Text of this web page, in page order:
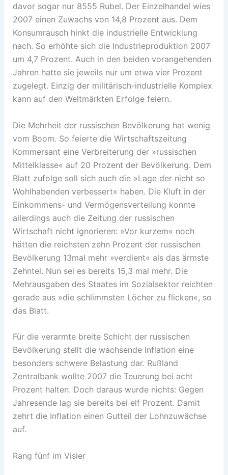
davor sogar nur 8555 Rubel. Der Einzelhandel wies
2007 einen Zuwachs von 14,8 Prozent aus. Dem
Konsumrausch hinkt die industrielle Entwicklung
nach. So erhöhte sich die Industrieproduktion 2007
um 4,7 Prozent. Auch in den beiden vorangehenden
Jahren hatte sie jeweils nur um etwa vier Prozent
zugelegt. Einzig der militärisch-industrielle Komplex
kann auf den Weltmärkten Erfolge feiern.
Die Mehrheit der russischen Bevölkerung hat wenig
vom Boom. So feierte die Wirtschaftszeitung
Kommersant eine Verbreiterung der »russischen
Mittelklasse« auf 20 Prozent der Bevölkerung. Dem
Blatt zufolge soll sich auch die »Lage der nicht so
Wohlhabenden verbessert« haben. Die Kluft in der
Einkommens- und Vermögensverteilung konnte
allerdings auch die Zeitung der russischen
Wirtschaft nicht ignorieren: »Vor kurzem« noch
hätten die reichsten zehn Prozent der russischen
Bevölkerung 13mal mehr »verdient« als das ärmste
Zehntel. Nun sei es bereits 15,3 mal mehr. Die
Mehrausgaben des Staates im Sozialsektor reichten
gerade aus »die schlimmsten Löcher zu flicken«, so
das Blatt.
Für die verarmte breite Schicht der russischen
Bevölkerung stellt die wachsende Inflation eine
besonders schwere Belastung dar. Rußland
Zentralbank wollte 2007 die Teuerung bei acht
Prozent halten. Doch daraus wurde nichts: Gegen
Jahresende lag sie bereits bei elf Prozent. Damit
zehrt die Inflation einen Gutteil der Lohnzuwächse
auf.
Rang fünf im Visier